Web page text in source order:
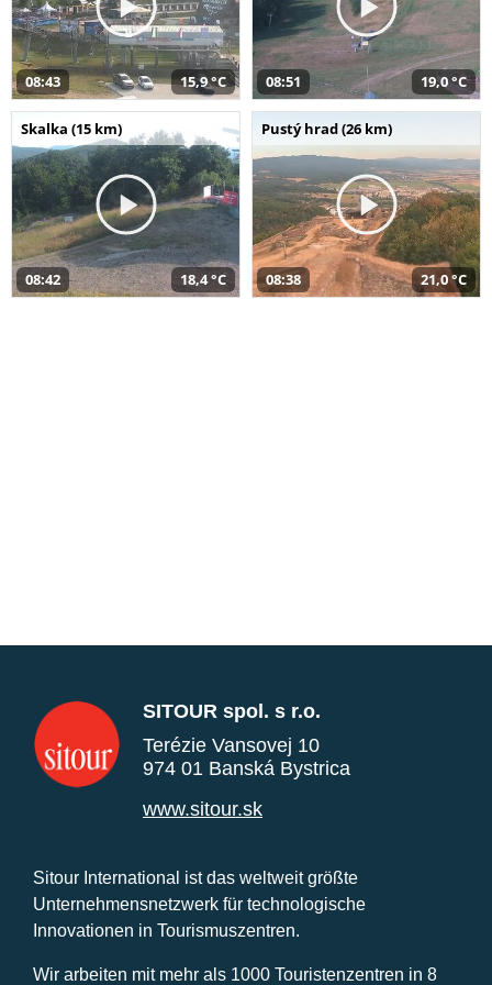
08:43 15,9 °C 08:51 19,0 °C
Skalka (15 km)
08:42 18,4 °C
Pustý hrad (26 km)
08:38 21,0 °C
SITOUR spol. s r.o.
Terézie Vansovej 10
974 01 Banská Bystrica
www.sitour.sk
Sitour International ist das weltweit größte
Unternehmensnetzwerk für technologische
Innovationen in Tourismuszentren.
Wir arbeiten mit mehr als 1000 Touristenzentren in 8